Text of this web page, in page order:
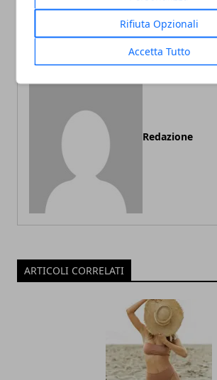
Rifiuta Opzionali
Accetta Tutto
veramente male ? Perchè
Redazione
ARTICOLI CORRELATI